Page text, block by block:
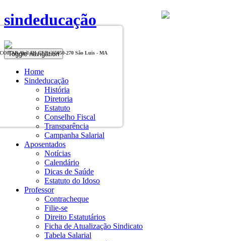
sindeducação
Toggle navigation
Home
Sindeducação
História
Diretoria
Estatuto
Conselho Fiscal
Transparência
Campanha Salarial
Aposentados
Notícias
Calendário
Dicas de Saúde
Estatuto do Idoso
Professor
Contracheque
Filie-se
Direito Estatutários
Ficha de Atualização Sindicato
Tabela Salarial
COHAB Anil III CEP - 65050-270 São Luis - MA